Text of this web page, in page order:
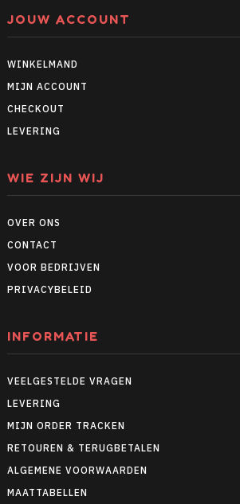
JOUW ACCOUNT
WINKELMAND
MIJN ACCOUNT
CHECKOUT
LEVERING
WIE ZIJN WIJ
OVER ONS
CONTACT
VOOR BEDRIJVEN
PRIVACYBELEID
INFORMATIE
VEELGESTELDE VRAGEN
LEVERING
MIJN ORDER TRACKEN
RETOUREN & TERUGBETALEN
ALGEMENE VOORWAARDEN
MAATTABELLEN